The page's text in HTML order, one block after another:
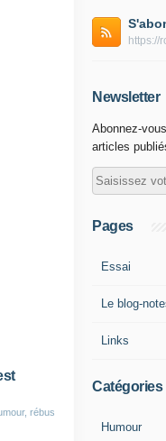
rébus
https://
Newsletter
Abonnez-
articles
Pages
Essai
Le blog-
Links
Catégories
Humour